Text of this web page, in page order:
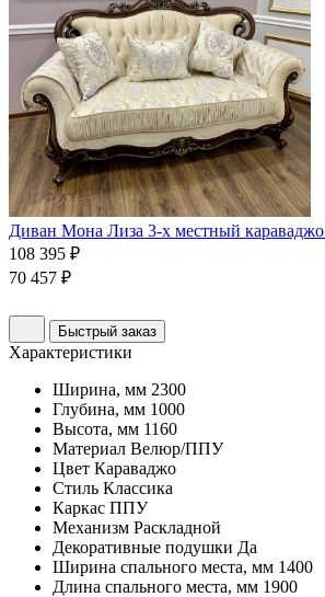
Диван Мона Лиза 3-х местный караваджо
108 395 ₽
70 457 ₽
Быстрый заказ
Характеристики
Ширина, мм 2300
Глубина, мм 1000
Высота, мм 1160
Материал Велюр/ППУ
Цвет Караваджо
Стиль Классика
Каркас ППУ
Механизм Раскладной
Декоративные подушки Да
Ширина спального места, мм 1400
Длина спального места, мм 1900